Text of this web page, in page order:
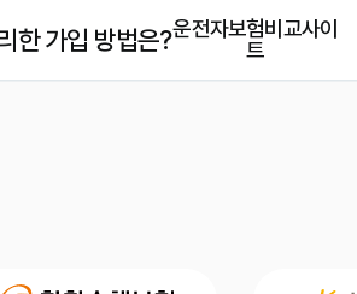
한 가입 방법은?운전자보험비교사이
트